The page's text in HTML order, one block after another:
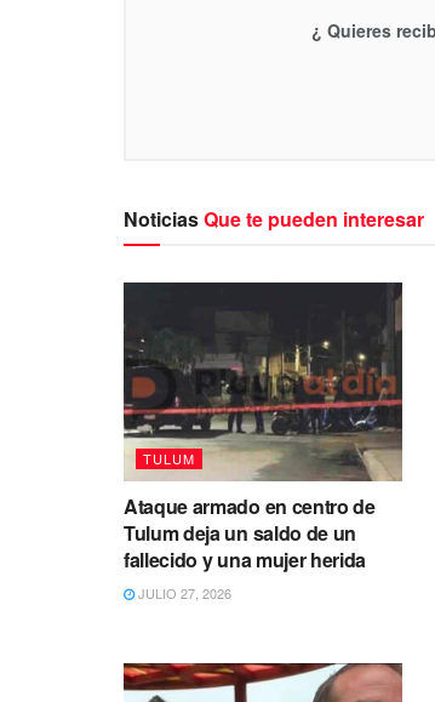
¿ Quieres
NoticiasQue te pueden interesar
TULUM
Ataque armado en centro de
Tulum deja un saldo de un
fallecido y una mujer herida
JULIO 27, 2026